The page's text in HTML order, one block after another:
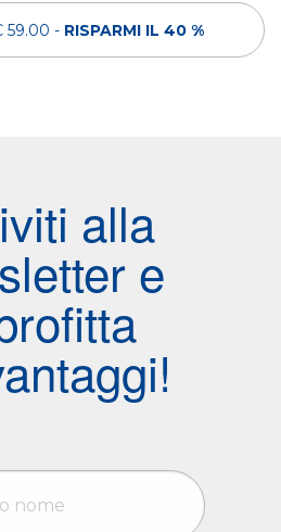
59.00 - RISPARMI IL 40 %
alla
e